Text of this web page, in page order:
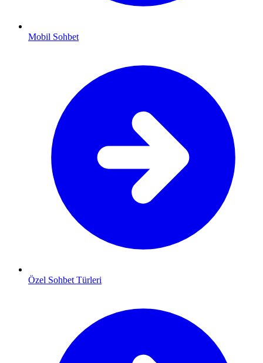
Mobil Sohbet
Özel Sohbet Türleri